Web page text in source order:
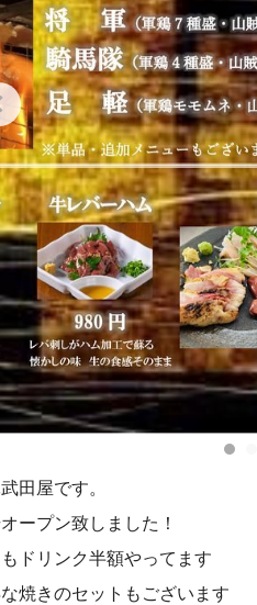
田屋です。
ープン致しました！
ドリンク半額やってます
焼きのセットもございます